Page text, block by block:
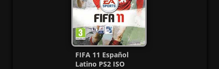
FIFA 11 Español
Latino PS2 ISO